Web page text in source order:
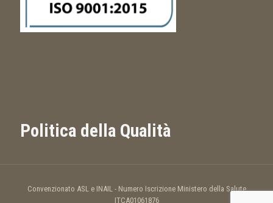
Politica della Qualità
Convenzionato ASL e INAIL - Numero Iscrizione Ministero della Salute
ITCA01061876